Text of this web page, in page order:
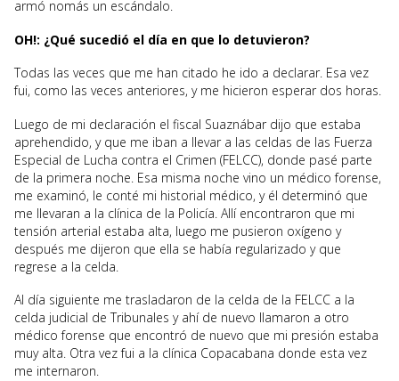
armó nomás un escándalo.
OH!: ¿Qué sucedió el día en que lo detuvieron?
Todas las veces que me han citado he ido a declarar. Esa vez
fui, como las veces anteriores, y me hicieron esperar dos horas.
Luego de mi declaración el fiscal Suaznábar dijo que estaba
aprehendido, y que me iban a llevar a las celdas de las Fuerza
Especial de Lucha contra el Crimen (FELCC), donde pasé parte
de la primera noche. Esa misma noche vino un médico forense,
me examinó, le conté mi historial médico, y él determinó que
me llevaran a la clínica de la Policía. Allí encontraron que mi
tensión arterial estaba alta, luego me pusieron oxígeno y
después me dijeron que ella se había regularizado y que
regrese a la celda.
Al día siguiente me trasladaron de la celda de la FELCC a la
celda judicial de Tribunales y ahí de nuevo llamaron a otro
médico forense que encontró de nuevo que mi presión estaba
muy alta. Otra vez fui a la clínica Copacabana donde esta vez
me internaron.